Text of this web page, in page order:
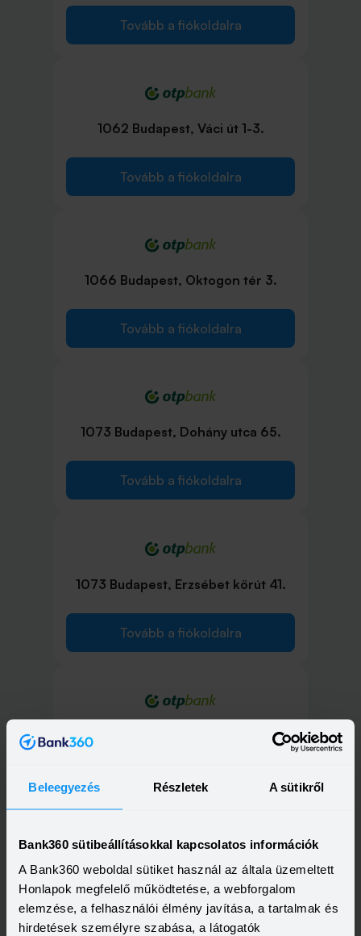
Beleegyezés Részletek A sütikről
Bank360 sütibeállításokkal kapcsolatos információk
A Bank360 weboldal sütiket használ az általa üzemeltett
Honlapok megfelelő működtetése, a webforgalom
elemzése, a felhasználói élmény javítása, a tartalmak és
hirdetések személyre szabása, a látogatók
Tovább a fiókoldalra
1062 Budapest, Váci út 1-3.
Tovább a fiókoldalra
1066 Budapest, Oktogon tér 3.
Tovább a fiókoldalra
1073 Budapest, Dohány utca 65.
Tovább a fiókoldalra
1073 Budapest, Erzsébet körút 41.
Tovább a fiókoldalra
1075 Budapest, Károly körút 1.
Tovább a fiókoldalra
1075 Budapest, Károly körút 25.